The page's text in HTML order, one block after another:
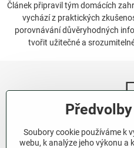
Článek připravil tým domácích
vychází z praktických
porovnávání důvěryhodných
tvořit užitečné a
Odebírat
Soubory cookie používáme k
webu, k analýze jeho výkonu a